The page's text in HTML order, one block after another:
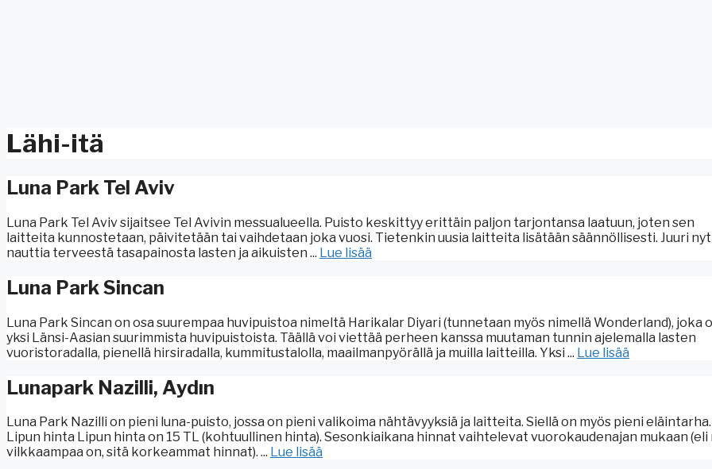
Lähi-itä
Luna Park Tel Aviv
Luna Park Tel Aviv sijaitsee Tel Avivin messualueella. Puisto keskittyy erittäin paljon tarjontansa laatuun, joten sen
laitteita kunnostetaan, päivitetään tai vaihdetaan joka vuosi. Tietenkin uusia laitteita lisätään säännöllisesti. Juuri
nauttia terveestä tasapainosta lasten ja aikuisten ... Lue lisää
Luna Park Sincan
Luna Park Sincan on osa suurempaa huvipuistoa nimeltä Harikalar Diyari (tunnetaan myös nimellä Wonderland), joka
yksi Länsi-Aasian suurimmista huvipuistoista. Täällä voi viettää perheen kanssa muutaman tunnin ajelemalla lasten
vuoristoradalla, pienellä hirsiradalla, kummitustalolla, maailmanpyörällä ja muilla laitteilla. Yksi ... Lue lisää
Lunapark Nazilli, Aydın
Luna Park Nazilli on pieni luna-puisto, jossa on pieni valikoima nähtävyyksiä ja laitteita. Siellä on myös pieni eläintarha.
Lipun hinta Lipun hinta on 15 TL (kohtuullinen hinta). Sesonkiaikana hinnat vaihtelevat vuorokaudenajan mukaan (eli
vilkkaampaa on, sitä korkeammat hinnat). ... Lue lisää